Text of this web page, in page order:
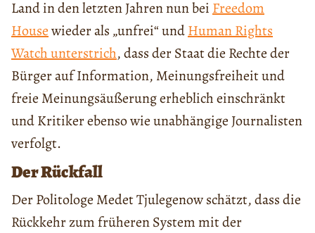
Land in den letzten Jahren nun beiFreedom
Housewieder als „unfrei“ undHuman Rights
Watch unterstrich, dass der Staat die Rechte der
Bürger auf Information, Meinungsfreiheit und
freie Meinungsäußerung erheblich einschränkt
und Kritiker ebenso wie unabhängige Journalisten
verfolgt.
Der Rückfall
Der Politologe Medet Tjulegenow schätzt, dass die
Rückkehr zum früheren System mit der